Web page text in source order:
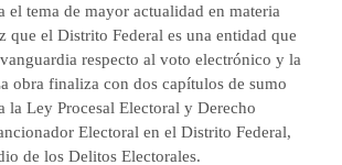
el tema de mayor actualidad en materia
que el Distrito Federal es una entidad que
respecto al voto electrónico y la
obra finaliza con dos capítulos de sumo
la Ley Procesal Electoral y Derecho
Electoral en el Distrito Federal,
de los Delitos Electorales.